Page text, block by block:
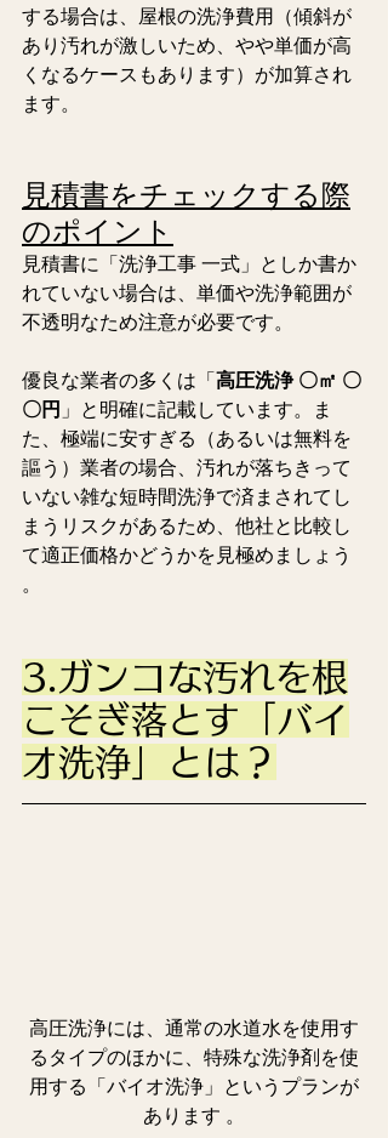
する場合は、屋根の洗浄費用（傾斜が
あり汚れが激しいため、やや単価が高
くなるケースもあります）が加算され
ます。
見積書をチェックする際
のポイント
見積書に「洗浄工事 一式」としか書か
れていない場合は、単価や洗浄範囲が
不透明なため注意が必要です。
優良な業者の多くは「高圧洗浄 〇㎡ 〇
〇円 」と明確に記載しています。ま
た、極端に安すぎる（あるいは無料を
謳う）業者の場合、汚れが落ちきって
いない雑な短時間洗浄で済まされてし
まうリスクがあるため、他社と比較し
て適正価格かどうかを見極めましょう
。
3.ガンコな汚れを根
こそぎ落とす「バイ
オ洗浄」とは？
高圧洗浄には、通常の水道水を使用す
るタイプのほかに、特殊な洗浄剤を使
用する「バイオ洗浄」というプランが
あります 。